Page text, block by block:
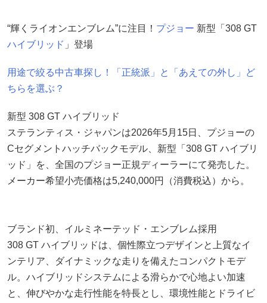
“輝くライオンエンブレム”に注目！ プジョー 新型「308 GT
ハイブリッド 」登場
用途で絞る中古車探し！「正統派」と「あえての外し」ど
ちらを選ぶ？
新型 308 GT ハイブリッド
ステランティス・ジャパンは2026年5月15日、プジョーの
Cセグメントハッチバックモデル、新型「308 GT ハイブリ
ッド」を、全国のプジョー正規ディーラーにて発売した。
メーカー希望小売価格は5,240,000円（消費税込）から。
ブランド初、イルミネーテッド・エンブレム採用
308 GT ハイブリッドは、個性際立つデザインと上質なイ
ンテリア、ダイナミックな走りを備えたコンパクトモデ
ル。ハイブリッドシステムによる滑らかで心地よい加速
と、伸びやかな走行性能を特長とし、環境性能とドライビ